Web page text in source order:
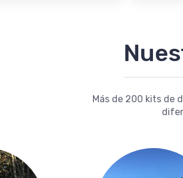
Más de 200 kits de